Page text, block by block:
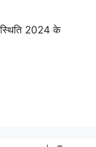
2024 के